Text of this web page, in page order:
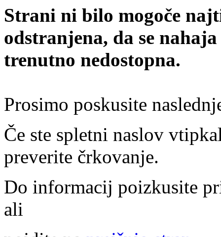
Strani ni bilo mogoče
odstranjena, da se
trenutno nedostopna.
Prosimo poskusite
Če ste spletni naslov
preverite črkovanje.
Do informacij poizkusite
ali